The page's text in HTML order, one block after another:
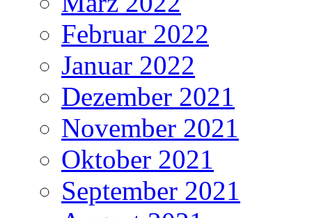
Februar 2022
Januar 2022
Dezember 2021
November 2021
Oktober 2021
September 2021